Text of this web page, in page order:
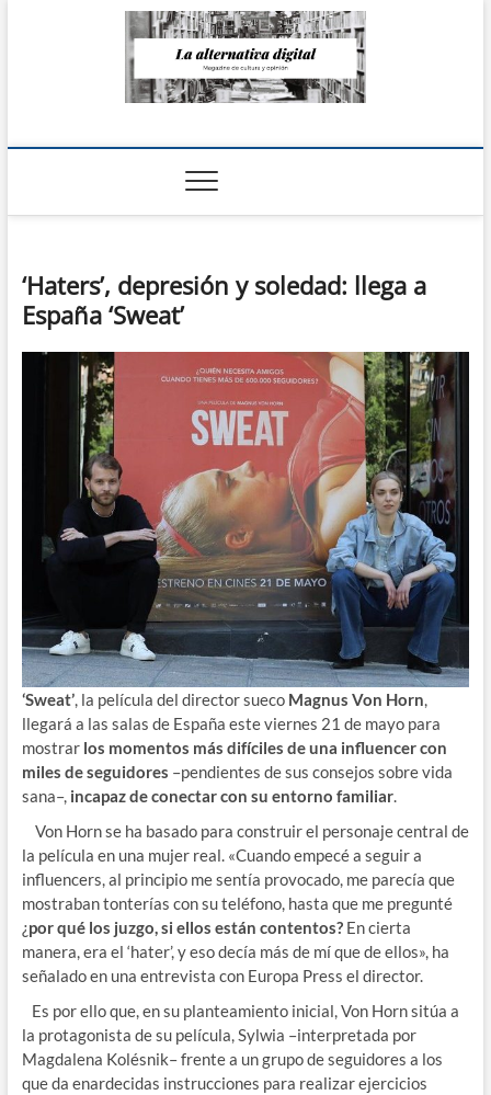
La Alternativa
‘Haters’, depresión y soledad: llega a
España ‘Sweat’
‘Sweat’, la película del director suecoMagnus Von Horn,
llegará a las salas de España este viernes 21 de mayo para
mostrar los momentos más difíciles de una influencer con
miles de seguidores –pendientes de sus consejos sobre vida
sana–, incapaz de conectar con su entorno familiar.
Von Horn se ha basado para construir el personaje central de
la película en una mujer real. «Cuando empecé a seguir a
influencers, al principio me sentía provocado, me parecía que
mostraban tonterías con su teléfono, hasta que me pregunté
¿por qué los juzgo, si ellos están contentos? En cierta
manera, era el ‘hater’, y eso decía más de mí que de ellos», ha
señalado en una entrevista con Europa Press el director.
Es por ello que, en su planteamiento inicial, Von Horn sitúa a
la protagonista de su película, Sylwia –interpretada por
Magdalena Kolésnik– frente a un grupo de seguidores a los
que da enardecidas instrucciones para realizar ejercicios